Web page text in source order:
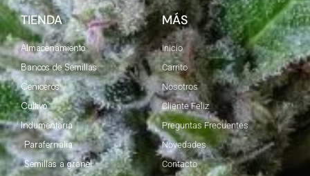
TIENDA
Almacenamiento
Bancos de Semillas
Ceniceros
Cultivo
Indumentaria
Parafernalia
Semillas a granel
MÁS
Inicio
Carrito
Nosotros
Cliente Feliz
Preguntas Frecuentes
Novedades
Contacto